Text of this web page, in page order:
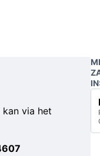
via het